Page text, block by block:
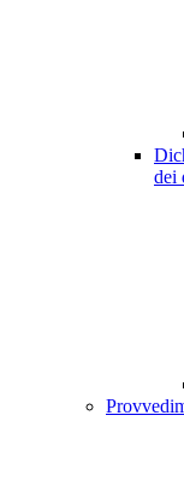
dei